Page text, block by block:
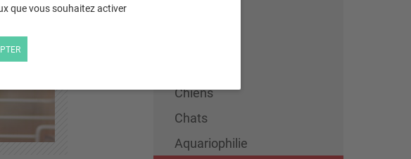
que vous souhaitez activer
Chiens
Chats
Aquariophilie